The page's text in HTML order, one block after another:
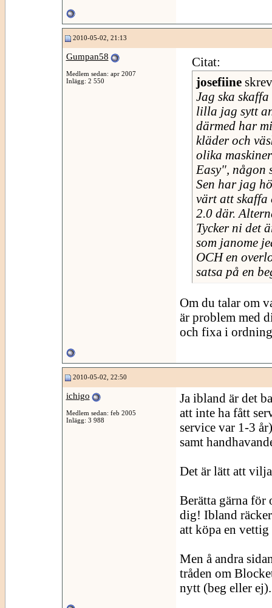
2010-05-02, 21:13
Gumpan58
Medlem sedan: apr 2007
Inlägg: 2 550
Citat:
josefiine
Jag ska
lilla jag sytt
därmed har
kläder och
olika
Easy", någon
Sen har jag
värt att skaffa
2.0 där.
Tycker ni det
som janome
OCH en
satsa på en
Om du talar om
är problem med
och fixa i
2010-05-02, 22:50
ichigo
Medlem sedan: feb 2005
Inlägg: 3 988
Ja ibland är det
att inte ha fått
service var 1-3
samt
Det är lätt att
Berätta gärna för
dig! Ibland
att köpa en
Men å andra
tråden om
nytt (beg eller ej).